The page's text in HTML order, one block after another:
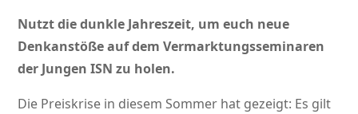
Nutzt die dunkle Jahreszeit, um euch neue
Denkanstöße auf dem Vermarktungsseminaren
der Jungen ISN zu holen.
Die Preiskrise in diesem Sommer hat gezeigt: Es gilt